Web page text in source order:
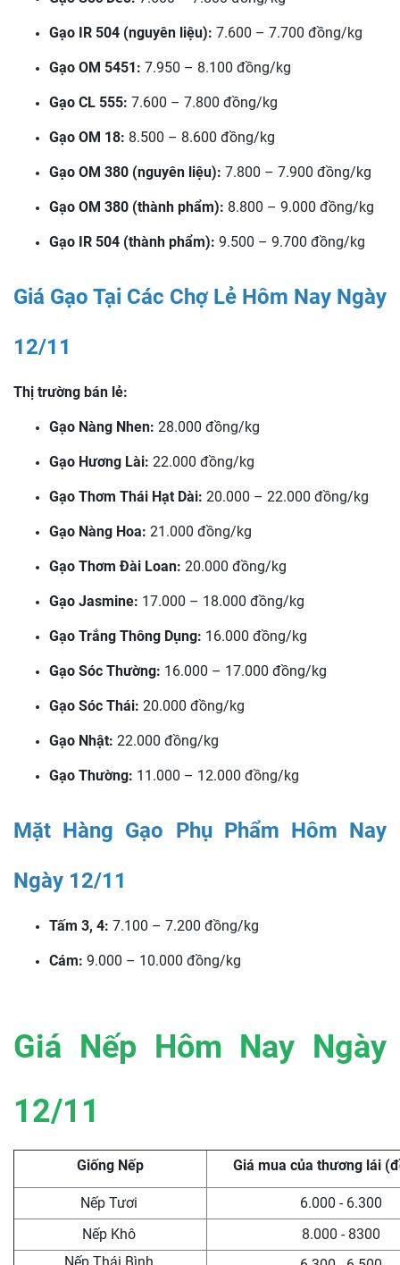
Gạo IR 504 (nguyên liệu): 7.600 – 7.700 đồng/kg
Gạo OM 5451: 7.950 – 8.100 đồng/kg
Gạo CL 555: 7.600 – 7.800 đồng/kg
Gạo OM 18: 8.500 – 8.600 đồng/kg
Gạo OM 380 (nguyên liệu): 7.800 – 7.900 đồng/kg
Gạo OM 380 (thành phẩm): 8.800 – 9.000 đồng/kg
Gạo IR 504 (thành phẩm): 9.500 – 9.700 đồng/kg
Giá Gạo Tại Các Chợ Lẻ Hôm Nay Ngày
12/11
Thị trường bán lẻ:
Gạo Nàng Nhen: 28.000 đồng/kg
Gạo Hương Lài: 22.000 đồng/kg
Gạo Thơm Thái Hạt Dài: 20.000 – 22.000 đồng/kg
Gạo Nàng Hoa: 21.000 đồng/kg
Gạo Thơm Đài Loan: 20.000 đồng/kg
Gạo Jasmine: 17.000 – 18.000 đồng/kg
Gạo Trắng Thông Dụng: 16.000 đồng/kg
Gạo Sóc Thường: 16.000 – 17.000 đồng/kg
Gạo Sóc Thái: 20.000 đồng/kg
Gạo Nhật: 22.000 đồng/kg
Gạo Thường: 11.000 – 12.000 đồng/kg
Mặt Hàng Gạo Phụ Phẩm Hôm Nay
Ngày 12/11
Tấm 3, 4: 7.100 – 7.200 đồng/kg
Cám: 9.000 – 10.000 đồng/kg
Giá Nếp Hôm Nay Ngày
12/11
Giống Nếp Giá mua của thương lái
Nếp Tươi
6.000 - 6.300
Nếp Khô
8.000 - 8300